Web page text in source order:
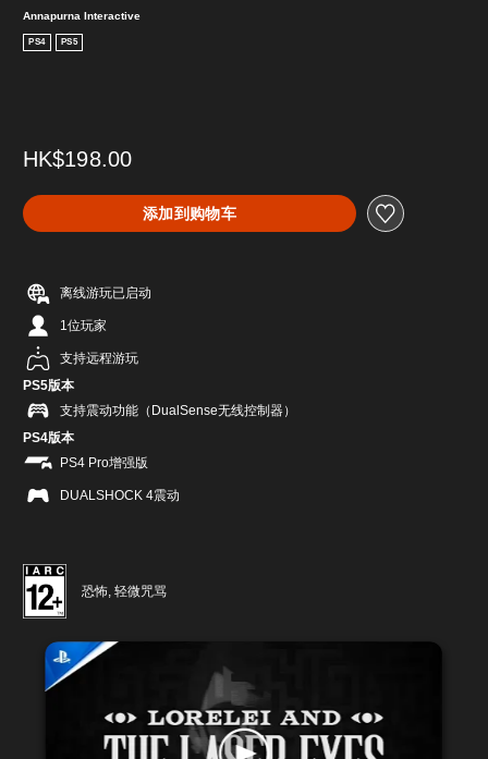
Annapurna Interactive
PS4 PS5
HK$198.00
添加到购物车
离线游玩已启动
1位玩家
支持远程游玩
PS5版本
支持震动功能（DualSense无线控制器）
PS4版本
PS4 Pro增强版
DUALSHOCK 4震动
恐怖, 轻微咒骂